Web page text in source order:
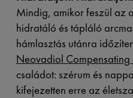
Mindig, amikor feszül az
hidratáló és tápláló
hámlasztás utánra
Neovadiol Compensating
családot: szérum és
kifejezetten erre az